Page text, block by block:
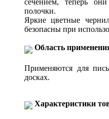
сечением, теперь
полочки.
Яркие цветные
безопасны при
Область
Применяются для
досках.
Характеристики